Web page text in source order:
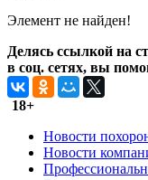
Элемент не найден!
Делясь ссылкой на
в соц. сетях, вы
18+
Новости
Новости